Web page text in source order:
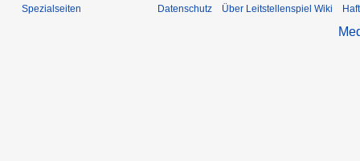
Spezialseiten
Datenschutz Über Leitstellenspiel Wiki